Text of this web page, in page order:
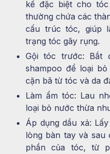
kế đặc biệt cho
thường chứa các
cấu trúc tóc, giúp
trạng tóc gãy rụng.
Gội tóc trước: Bắt
shampoo để loại
cặn bã từ tóc và da
Làm ẩm tóc: Lau
loại bỏ nước thừa
Áp dụng dầu xả:
lòng bàn tay và sau
phần của tóc, từ